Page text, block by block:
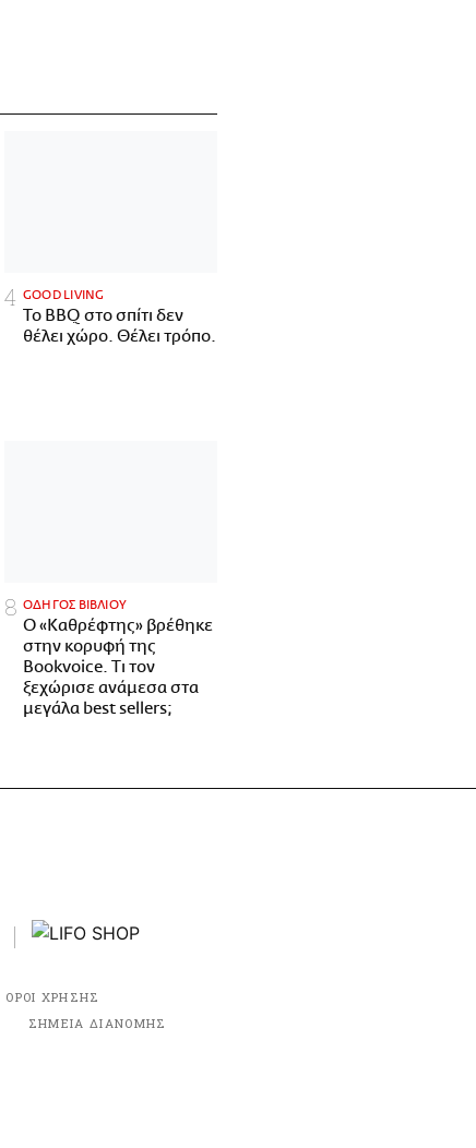
GOOD LIVING
Το BBQ στο σπίτι δεν
θέλει χώρο. Θέλει τρόπο.
ΟΔΗΓΟΣ ΒΙΒΛΙΟΥ
Ο «Καθρέφτης» βρέθηκε
στην κορυφή της
Bookvoice. Τι τον
ξεχώρισε ανάμεσα στα
μεγάλα best sellers;
ΟΡΟΙ ΧΡΗΣΗΣ
ΣΗΜΕΙΑ ΔΙΑΝΟΜΗΣ